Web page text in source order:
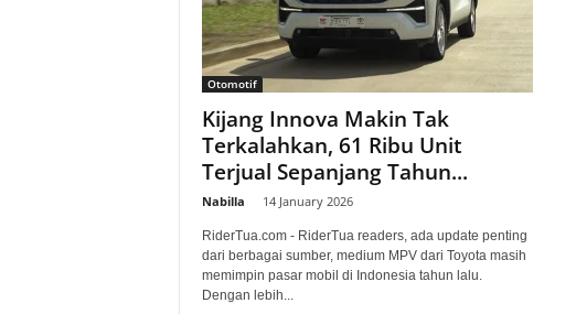
Otomotif
Kijang Innova Makin Tak
Terkalahkan, 61 Ribu Unit
Terjual Sepanjang Tahun...
Nabilla 14 January 2026
RiderTua.com - RiderTua readers, ada update penting
dari berbagai sumber, medium MPV dari Toyota masih
memimpin pasar mobil di Indonesia tahun lalu.
Dengan lebih...